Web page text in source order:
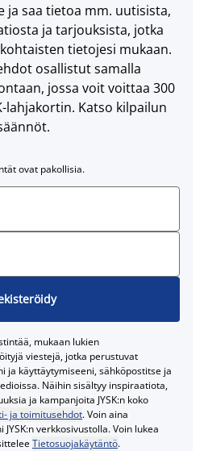
ja saa tietoa mm. uutisista,
ja tarjouksista, jotka
tietojesi mukaan.
osallistut samalla
jossa voit voittaa 300
lahjakortin. Katso kilpailun
ovat pakollisia.
mukaan lukien
viestejä, jotka perustuvat
ja käyttäytymiseeni, sähköpostitse ja
Näihin sisältyy inspiraatiota,
ja kampanjoita JYSK:n koko
ja toimitusehdot. Voin aina
verkkosivustolla. Voin lukea
Tietosuojakäytäntö.